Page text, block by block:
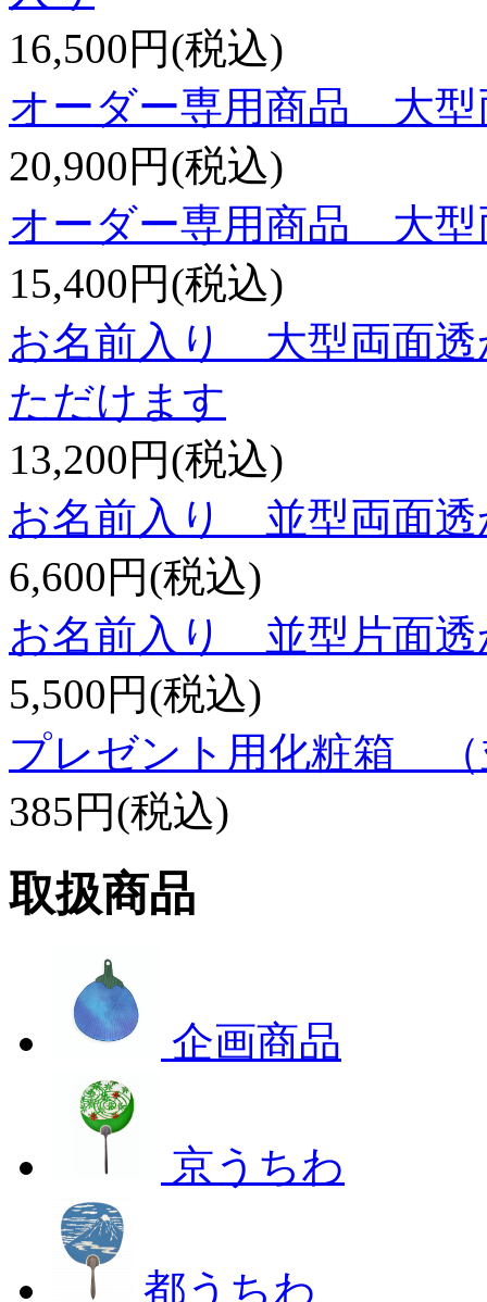
16,500円(税込)
オーダー専用商品 大
20,900円(税込)
オーダー専用商品 大
15,400円(税込)
お名前入り 大型両面
ただけます
13,200円(税込)
お名前入り 並型両面透
6,600円(税込)
お名前入り 並型片面透
5,500円(税込)
プレゼント用化粧箱 （
385円(税込)
取扱商品
企画商品
京うちわ
都うちわ